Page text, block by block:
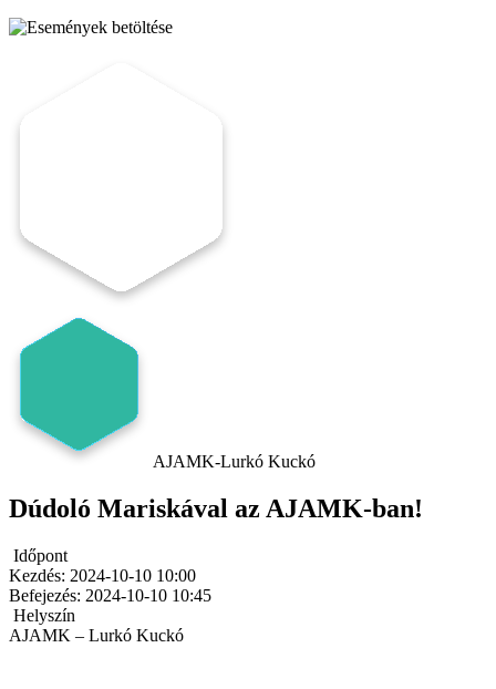
AJAMK-Lurkó Kuckó
Dúdoló Mariskával az AJAMK-ban!
Időpont
Kezdés: 2024-10-10 10:00
Befejezés: 2024-10-10 10:45
Helyszín
AJAMK – Lurkó Kuckó